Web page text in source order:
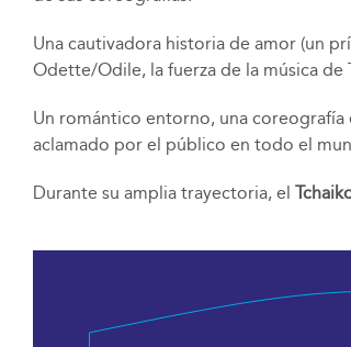
Una cautivadora historia de amor (un
Odette/Odile, la fuerza de la música de
Un romántico entorno, una
aclamado por el público en todo el
Durante su amplia trayectoria, el